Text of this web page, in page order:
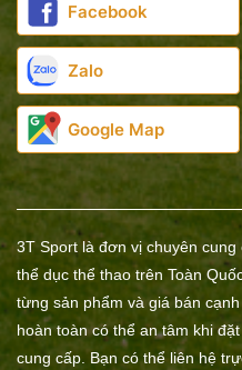
Facebook
Zalo
Google Map
3T Sport là đơn vị chuyên
thể dục thể thao trên Toàn
từng sản phẩm và giá bán
hoàn toàn có thể an tâm khi
cung cấp. Bạn có thể liên hệ